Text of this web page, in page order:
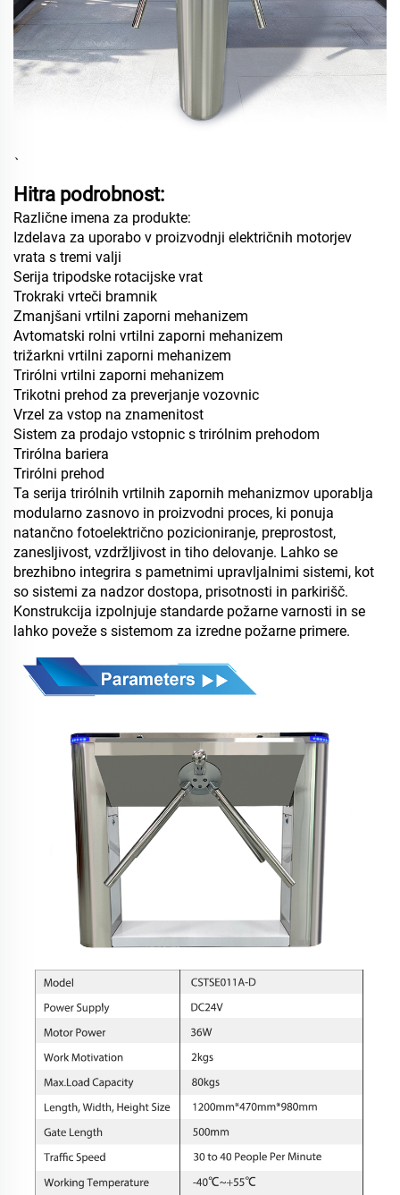
、
Hitra podrobnost:
Različne imena za produkte:
Izdelava za uporabo v proizvodnji električnih motorjev
vrata s tremi valji
Serija tripodske rotacijske vrat
Trokraki vrteči bramnik
Zmanjšani vrtilni zaporni mehanizem
Avtomatski rolni vrtilni zaporni mehanizem
trižarkni vrtilni zaporni mehanizem
Trirólni vrtilni zaporni mehanizem
Trikotni prehod za preverjanje vozovnic
Vrzel za vstop na znamenitost
Sistem za prodajo vstopnic s trirólnim prehodom
Trirólna bariera
Trirólni prehod
Ta serija trirólnih vrtilnih zapornih mehanizmov uporablja
modularno zasnovo in proizvodni proces, ki ponuja
natančno fotoelektrično pozicioniranje, preprostost,
zanesljivost, vzdržljivost in tiho delovanje. Lahko se
brezhibno integrira s pametnimi upravljalnimi sistemi, kot
so sistemi za nadzor dostopa, prisotnosti in parkirišč.
Konstrukcija izpolnjuje standarde požarne varnosti in se
lahko poveže s sistemom za izredne požarne primere.